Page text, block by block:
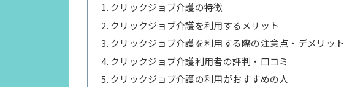
クリックジョブ介護の特徴
クリックジョブ介護を利用するメリット
クリックジョブ介護を利用する際の注意点・デメリット
クリックジョブ介護利用者の評判・口コミ
クリックジョブ介護の利用がおすすめの人